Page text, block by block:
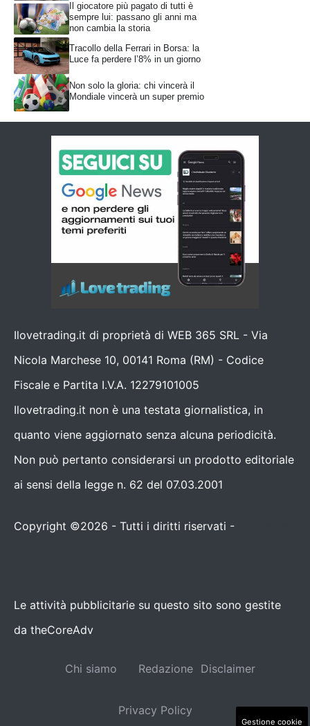
Il giocatore più pagato di tutti è
sempre lui: passano gli anni ma
non cambia la storia
Tracollo della Ferrari in Borsa: la
Luce fa perdere l’8% in un giorno
Non solo la gloria: chi vincerà il
Mondiale vincerà un super premio
Ilovetrading.it di proprietà di WEB 365 SRL - Via
Nicola Marchese 10, 00141 Roma (RM) - Codice
Fiscale e Partita I.V.A. 12279101005
Ilovetrading.it non è una testata giornalistica, in
quanto viene aggiornato senza alcuna periodicità.
Non può pertanto considerarsi un prodotto editoriale
ai sensi della legge n. 62 del 07.03.2001
Copyright ©2026 - Tutti i diritti riservati -
Le attività pubblicitarie su questo sito sono gestite
da theCoreAdv
Chi siamo Redazione Disclaimer
Privacy Policy
Gestione cookie